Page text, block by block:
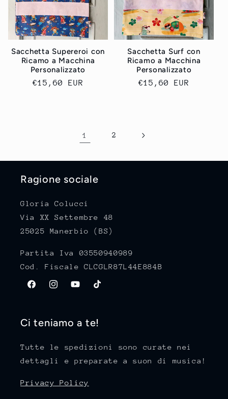
Sacchetta Supereroi con
Ricamo a Macchina
Personalizzato
Prezzo
€15,60 EUR
Sacchetta Surf con
Ricamo a Macchina
Personalizzato
Prezzo
€15,60 EUR
1 2
Ragione sociale
Gloria Colucci
Via XX Settembre 48
25025 Manerbio (BS)
Partita Iva 03550940989
Cod. Fiscale CLCGLR87L44E884B
FacebookInstagramYouTubeTikTok
Ci teniamo a te!
Tutte le spedizioni sono curate nei
dettagli e preparate a suon di musica!
Privacy Policy